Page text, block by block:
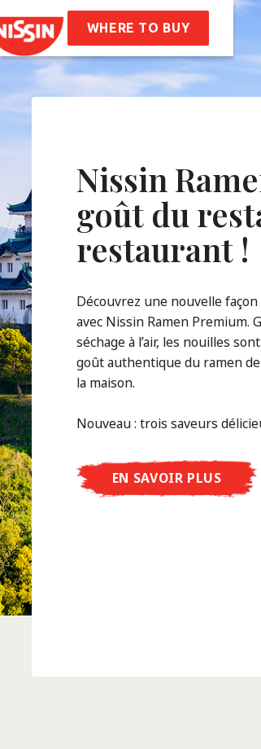
WHERE TO BUY
Nous
Nissin
goût du
restaurant !
Découvrez une nouvelle
avec Nissin Ramen Premium.
séchage à l’air, les nouilles
goût authentique du ramen
la maison.
Nouveau : trois saveurs
EN SAVOIR PLUS